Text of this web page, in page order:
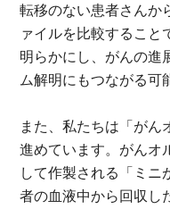
転移のない患者さんか
ァイルを比較すること
明らかにし、がんの進
ム解明にもつながる可
また、私たちは「がん
進めています。がんオ
して作製される「ミニ
者の血液中から回収し